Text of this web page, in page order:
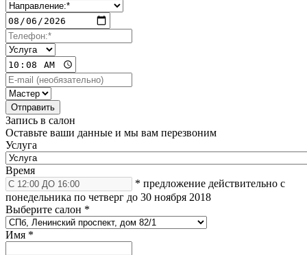
Запись в салон
Оставьте ваши данные и мы вам перезвоним
Услуга
Время
* предложение действительно с
понедельника по четверг до 30 ноября 2018
Выберите салон *
Имя *